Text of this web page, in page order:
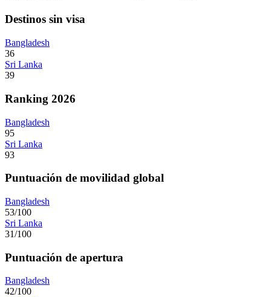
Destinos sin visa
Bangladesh
36
Sri Lanka
39
Ranking 2026
Bangladesh
95
Sri Lanka
93
Puntuación de movilidad global
Bangladesh
53/100
Sri Lanka
31/100
Puntuación de apertura
Bangladesh
42/100